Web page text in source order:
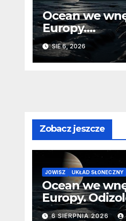
Ocean we
Europy.
Odizolowani
lodową
SIE 6, 2026
Zobacz jeszcze
JOWISZ UKŁAD SŁONECZNY
Ocean we
Europy.
przez lodową
6 SIERPNIA 2026